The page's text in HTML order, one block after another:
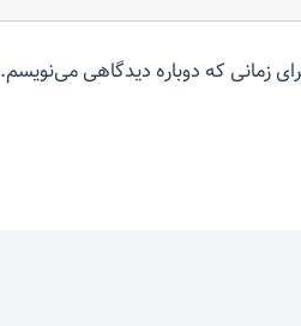
زمانی که دوباره دیدگاهی می‌نویسم.